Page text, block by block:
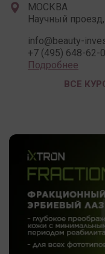
МОСКВА
Научный
info@beauty-
+7 (495) 648-62-
Подробнее
ВСЕ